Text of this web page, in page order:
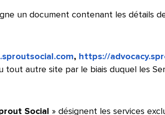
un document contenant les détails
, https://
tout autre site par le biais duquel les
Social
» désignent les services